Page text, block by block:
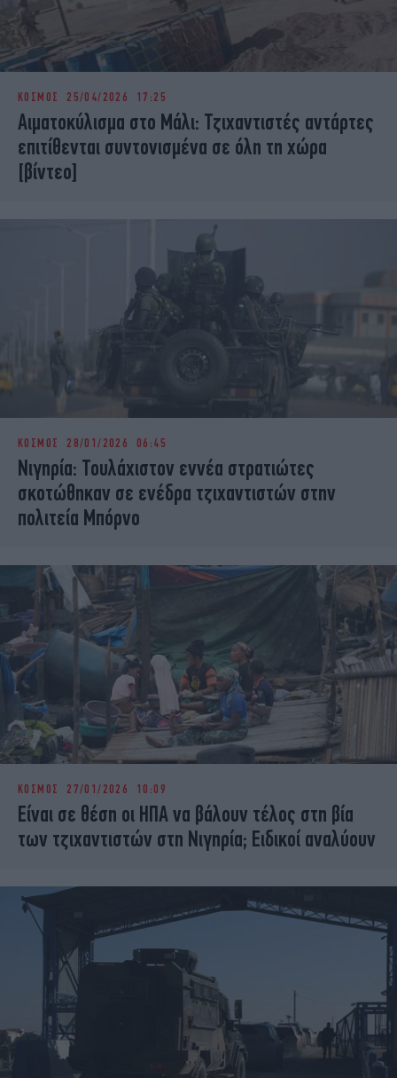
ΚΟΣΜΟΣ 25/04/2026 17:25
Αιματοκύλισμα στο Μάλι: Τζιχαντιστές αντάρτες
επιτίθενται συντονισμένα σε όλη τη χώρα
[βίντεο]
ΚΟΣΜΟΣ 28/01/2026 06:45
Νιγηρία: Τουλάχιστον εννέα στρατιώτες
σκοτώθηκαν σε ενέδρα τζιχαντιστών στην
πολιτεία Μπόρνο
ΚΟΣΜΟΣ 27/01/2026 10:09
Είναι σε θέση οι ΗΠΑ να βάλουν τέλος στη βία
των τζιχαντιστών στη Νιγηρία; Ειδικοί αναλύουν